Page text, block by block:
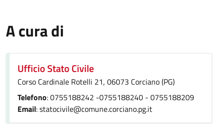
A cura di
Ufficio Stato Civile
Corso Cardinale Rotelli 21, 06073 Corciano (PG)
Telefono: 0755188242 -0755188240 - 0755188209
Email: statocivile@comune.corciano.pg.it